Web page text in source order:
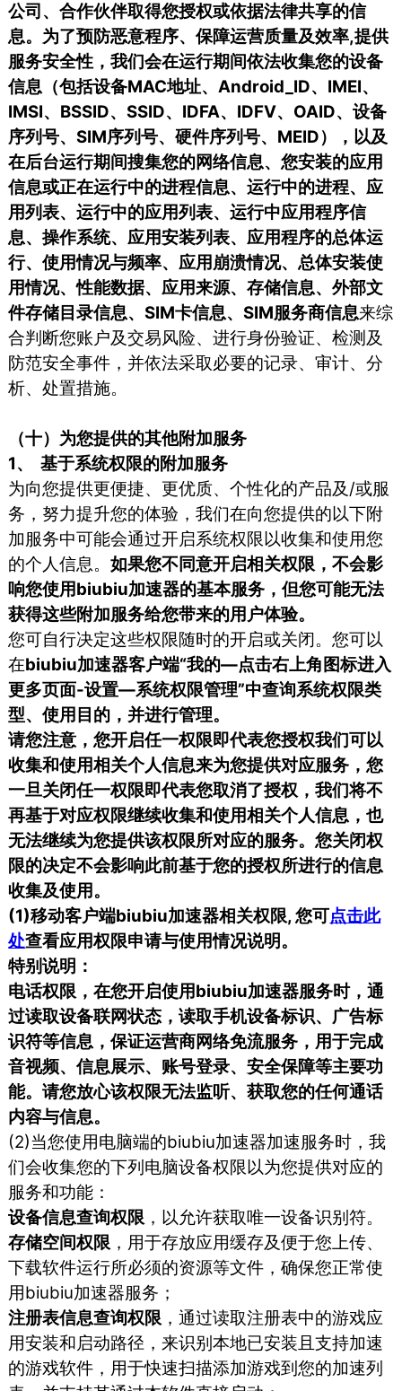
公司、合作伙伴取得您授权或依据法律共享的信
息。为了预防恶意程序、保障运营质量及效率,提供
服务安全性，我们会在运行期间依法收集您的设备
信息（包括设备MAC地址、Android_ID、IMEI、
IMSI、BSSID、SSID、IDFA、IDFV、OAID、设备
序列号、SIM序列号、硬件序列号、MEID），以及
在后台运行期间搜集您的网络信息、您安装的应用
信息或正在运行中的进程信息、运行中的进程、应
用列表、运行中的应用列表、运行中应用程序信
息、操作系统、应用安装列表、应用程序的总体运
行、使用情况与频率、应用崩溃情况、总体安装使
用情况、性能数据、应用来源、存储信息、外部文
件存储目录信息、SIM卡信息、SIM服务商信息来综
合判断您账户及交易风险、进行身份验证、检测及
防范安全事件，并依法采取必要的记录、审计、分
析、处置措施。
（十）为您提供的其他附加服务
1、 基于系统权限的附加服务
为向您提供更便捷、更优质、个性化的产品及/或服
务，努力提升您的体验，我们在向您提供的以下附
加服务中可能会通过开启系统权限以收集和使用您
的个人信息。如果您不同意开启相关权限，不会影
响您使用biubiu加速器的基本服务，但您可能无法
获得这些附加服务给您带来的用户体验。
您可自行决定这些权限随时的开启或关闭。您可以
在biubiu加速器客户端“我的—点击右上角图标进入
更多页面-设置—系统权限管理”中查询系统权限类
型、使用目的，并进行管理。
请您注意，您开启任一权限即代表您授权我们可以
收集和使用相关个人信息来为您提供对应服务，您
一旦关闭任一权限即代表您取消了授权，我们将不
再基于对应权限继续收集和使用相关个人信息，也
无法继续为您提供该权限所对应的服务。您关闭权
限的决定不会影响此前基于您的授权所进行的信息
收集及使用。
(1)移动客户端biubiu加速器相关权限, 您可点击此
处查看应用权限申请与使用情况说明。
特别说明：
电话权限，在您开启使用biubiu加速器服务时，通
过读取设备联网状态，读取手机设备标识、广告标
识符等信息，保证运营商网络免流服务，用于完成
音视频、信息展示、账号登录、安全保障等主要功
能。请您放心该权限无法监听、获取您的任何通话
内容与信息。
(2)当您使用电脑端的biubiu加速器加速服务时，我
们会收集您的下列电脑设备权限以为您提供对应的
服务和功能：
设备信息查询权限 ，以允许获取唯一设备识别符。
存储空间权限 ，用于存放应用缓存及便于您上传、
下载软件运行所必须的资源等文件，确保您正常使
用biubiu加速器服务；
注册表信息查询权限 ，通过读取注册表中的游戏应
用安装和启动路径，来识别本地已安装且支持加速
的游戏软件，用于快速扫描添加游戏到您的加速列